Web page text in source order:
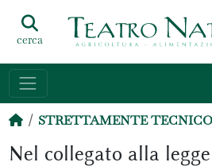
cerca
STRETTAMENTE TECNICO
Nel collegato alla